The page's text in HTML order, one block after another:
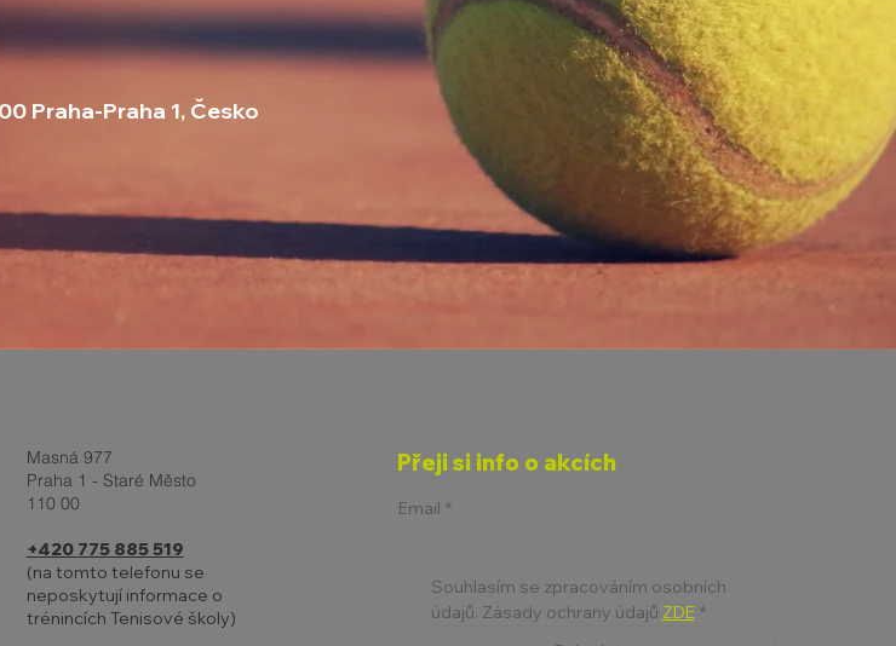
Praha-Praha 1, Česko
Masná 977
Praha 1 - Staré Město
110 00
+420 775 885 519
(na tomto telefonu se
neposkytují informace o
trénincích Tenisové školy)
Přeji si info o akcích
Email *
Souhlasím se zpracováním osobních
údajů. Zásady ochrany údajů ZDE *